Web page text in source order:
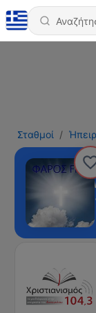
Σταθμοί
Φάρος